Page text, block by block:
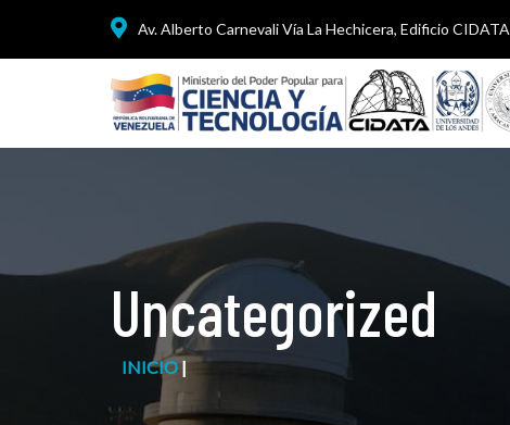
Av. Alberto Carnevali Vía La Hechicera, Edificio CIDATA
Uncategorized
INICIO|